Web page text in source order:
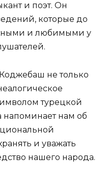
и поэт. Он
которые до
и любимыми у
не только
турецкой
напоминает нам об
и уважать
нашего народа.